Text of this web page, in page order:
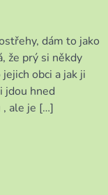
dám to jako
že prý si někdy
obci a jak ji
jdou hned
, ale je […]